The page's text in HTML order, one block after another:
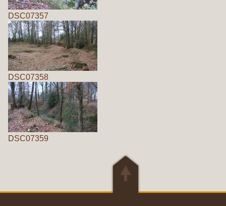
DSC07357
DSC07358
DSC07359
🠝